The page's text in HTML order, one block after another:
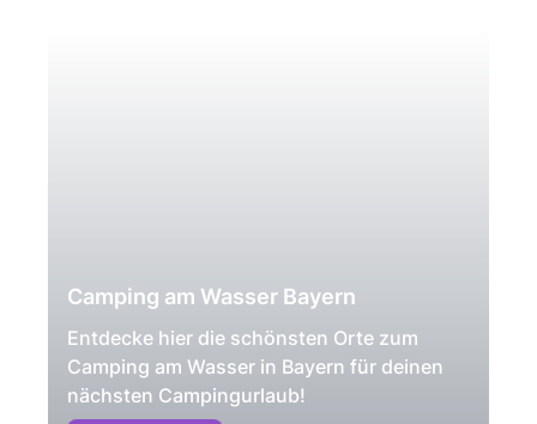
Camping am Wasser Bayern
Entdecke hier die schönsten Orte zum
Camping am Wasser in Bayern für deinen
nächsten Campingurlaub!